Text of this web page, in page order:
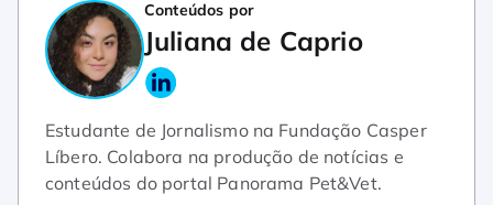
Conteúdos por
Juliana de Caprio
Estudante de Jornalismo na Fundação Casper
Líbero. Colabora na produção de notícias e
conteúdos do portal Panorama Pet&Vet.